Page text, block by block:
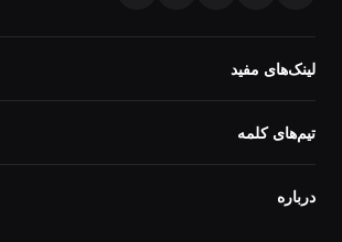
لینک‌های مفید
تیم‌های کلمه
درباره